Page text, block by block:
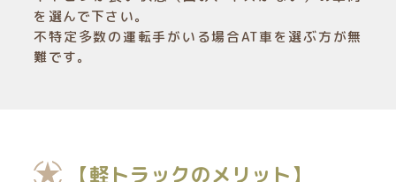
を選んで下さい。
不特定多数の運転手がいる場合AT車を選ぶ方が無
難です。
【軽トラックのメリット】